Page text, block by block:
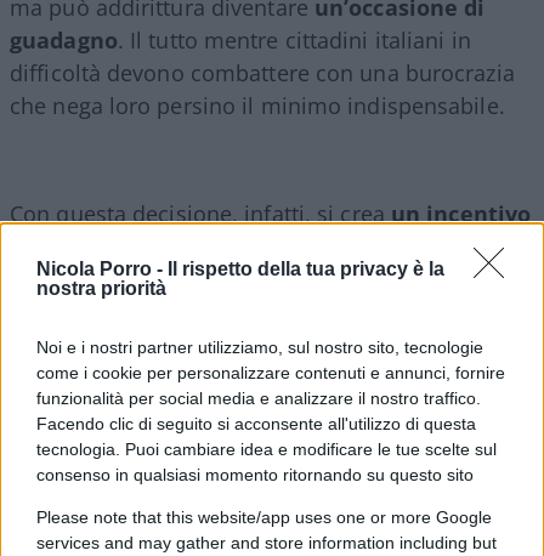
Nicola Porro -
Il rispetto della tua privacy è la
nostra priorità
Noi e i nostri partner utilizziamo, sul nostro sito, tecnologie
come i cookie per personalizzare contenuti e annunci, fornire
funzionalità per social media e analizzare il nostro traffico.
Facendo clic di seguito si acconsente all'utilizzo di questa
tecnologia. Puoi cambiare idea e modificare le tue scelte sul
consenso in qualsiasi momento ritornando su questo sito
Please note that this website/app uses one or more Google
services and may gather and store information including but
ma può addirittura diventare un’occasione di
guadagno. Il tutto mentre cittadini italiani in
difficoltà devono combattere con una burocrazia
che nega loro persino il minimo indispensabile.
Con questa decisione, infatti, si crea un incentivo
per chiunque voglia entrare in Italia senza
permesso. Il messaggio che passa è chiaro: non
illegale, ma addirittura esiste la possibilità di
ottenere un risarcimento dallo Stato, pagato con
le tasse degli italiani onesti. Un’assurdità che
rischia di trasformare il nostro Paese in un
gigantesco polo d’attrazione per l’immigrazione
clandestina, con un effetto calamita devastante.